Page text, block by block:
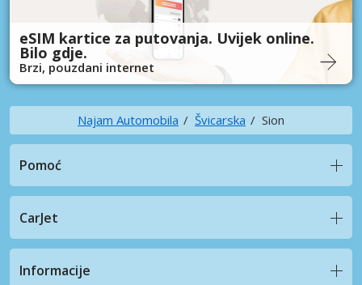
eSIM kartice za putovanja. Uvijek online.
Bilo gdje.
Brzi, pouzdani internet
Najam Automobila Švicarska Sion
Pomoć
CarJet
Informacije